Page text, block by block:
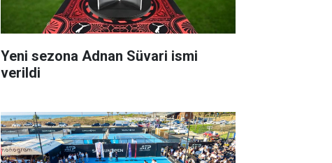
Yeni sezona Adnan Süvari ismi
verildi